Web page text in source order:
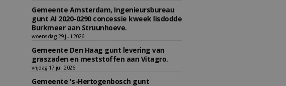
Gemeente Amsterdam, Ingenieursbureau
gunt AI 2020-0290 concessie kweek lisdodde
Burkmeer aan Struunhoeve.
woensdag 29 juli 2026
Gemeente Den Haag gunt levering van
graszaden en meststoffen aan Vitagro.
vrijdag 17 juli 2026
Gemeente 's-Hertogenbosch gunt